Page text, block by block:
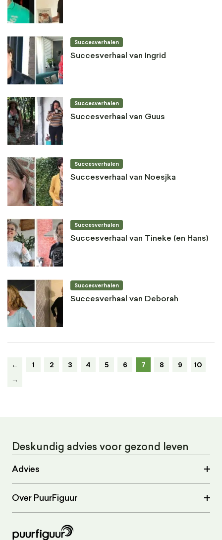
Succesverhalen
Succesverhaal van Ingrid
Succesverhalen
Succesverhaal van Guus
Succesverhalen
Succesverhaal van Noesjka
Succesverhalen
Succesverhaal van Tineke (en Hans)
Succesverhalen
Succesverhaal van Deborah
← 1 2 3 4 5 6 7 8 9
10
→
Deskundig advies voor gezond leven
Advies
Over PuurFiguur